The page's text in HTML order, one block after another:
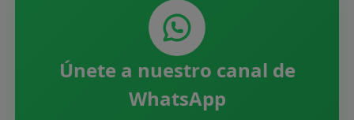
Únete a nuestro canal de
WhatsApp